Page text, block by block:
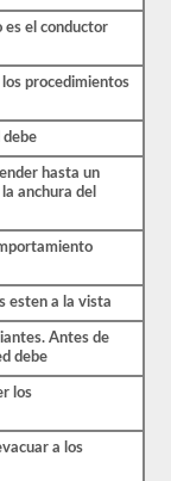
es el conductor
procedimientos
debe
hasta un
anchura del
esten a la vista
Antes de
debe
los
a los